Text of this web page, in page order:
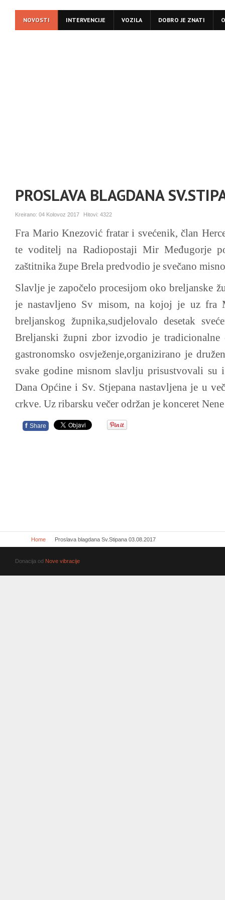
NOVOSTI INTERVENCIJE VOZILA DOBRO JE ZNATI
PROSLAVA BLAGDANA
Kreirano: 04 Kolovoz 2017 Hitovi: 4322
Fra Mario Knezović fratar i svećenik, član
te voditelj na Radiopostaji Mir Međugorje
zaštitnika župe Brela predvodio je svečano
Slavlje je započelo procesijom oko breljanske
je nastavljeno Sv misom, na kojoj je uz fra
breljanskog župnika,sudjelovalo desetak
Breljanski župni zbor izvodio je tradicionalne
gastronomsko osvježenje,organizirano je
svake godine misnom slavlju prisustvovali su
Dana Općine i Sv. Stjepana nastavljena je u
crkve. Uz ribarsku večer održan je konceret
f Share
Home Proslava blagdana Sv.Stipana 03.08.2017
Donacija od Nove vibracije